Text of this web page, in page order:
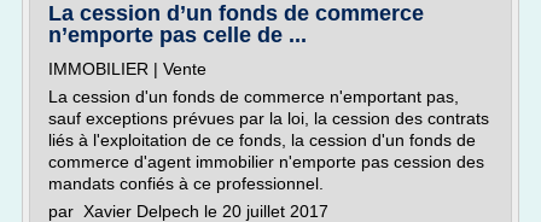
La cession d’un fonds de commerce
n’emporte pas celle de ...
IMMOBILIER | Vente
La cession d'un fonds de commerce n'emportant pas,
sauf exceptions prévues par la loi, la cession des contrats
liés à l'exploitation de ce fonds, la cession d'un fonds de
commerce d'agent immobilier n'emporte pas cession des
mandats confiés à ce professionnel.
par Xavier Delpech le 20 juillet 2017